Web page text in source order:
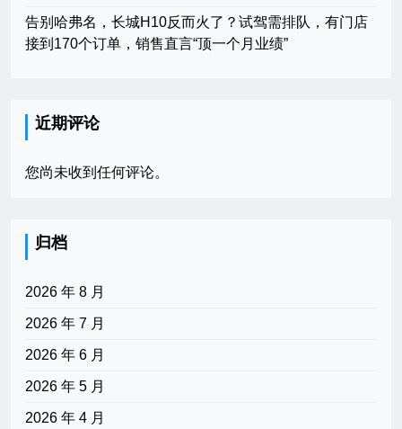
告别哈弗名，长城H10反而火了？试驾需排队，有门店
接到170个订单，销售直言“顶一个月业绩”
近期评论
您尚未收到任何评论。
归档
2026 年 8 月
2026 年 7 月
2026 年 6 月
2026 年 5 月
2026 年 4 月